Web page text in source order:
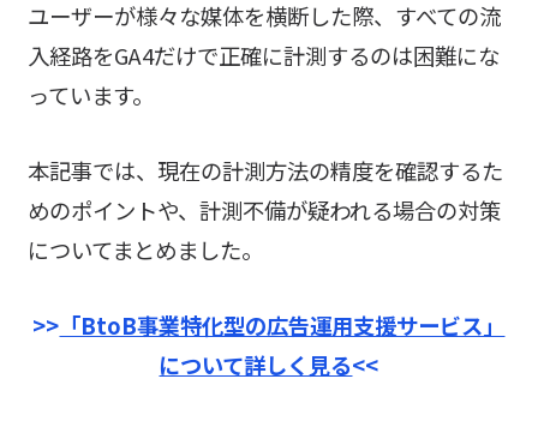
ユーザーが様々な媒体を横断した際、すべての流
入経路をGA4だけで正確に計測するのは困難にな
っています。
本記事では、現在の計測方法の精度を確認するた
めのポイントや、計測不備が疑われる場合の対策
についてまとめました。
>> 「BtoB事業特化型の広告運用支援サービス」
について詳しく見る<<